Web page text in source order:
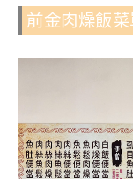
前金肉燥飯菜